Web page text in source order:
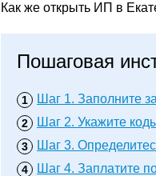
Как же открыть ИП в
Пошаговая
Шаг 1. Заполните
Шаг 2. Укажите
Шаг 3.
Шаг 4. Заплатите